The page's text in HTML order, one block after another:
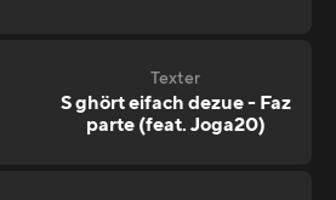
Texter
S ghört eifach dezue - Faz
parte (feat. Joga20)